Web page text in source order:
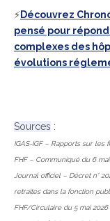
⚡ Découvrez
pensé pour
complexes des
évolutions
Sources :
IGAS-IGF – Rapports sur les
FHF – Communiqué du 6
Journal officiel – Décret n°
retraites dans la fonction
FHF/Circulaire du 5 mai